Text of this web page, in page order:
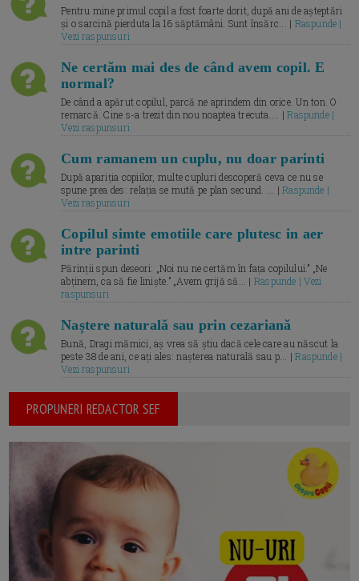
Pentru mine primul copil a fost foarte dorit, după ani de așteptări
și o sarcină pierduta la 16 săptămâni. Sunt însărc... | Raspunde |
Vezi raspunsuri
Ne certăm mai des de când avem copil. E
normal?
De când a apărut copilul, parcă ne aprindem din orice. Un ton. O
remarcă. Cine s-a trezit din nou noaptea trecuta.... |Raspunde |
Vezi raspunsuri
Cum ramanem un cuplu, nu doar parinti
După apariția copiilor, multe cupluri descoperă ceva ce nu se
spune prea des: relația se mută pe plan secund. ... |Raspunde |
Vezi raspunsuri
Copilul simte emotiile care plutesc in aer
intre parinti
Părinții spun deseori: „Noi nu ne certăm în fața copilului.” „Ne
abținem, ca să fie liniște.” „Avem grijă să... | Raspunde | Vezi
raspunsuri
Naștere naturală sau prin cezariană
Bună, Dragi mămici, aș vrea să știu dacă cele care au născut la
peste 38 de ani, ce ați ales: nașterea naturală sau p... |Raspunde |
Vezi raspunsuri
PROPUNERI REDACTOR SEF